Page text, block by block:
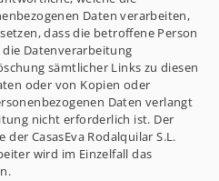
Daten verarbeiten,
dass die betroffene Person
Datenverarbeitung
sämtlicher Links zu diesen
oder von Kopien oder
Daten verlangt
nicht erforderlich ist. Der
CasasEva Rodalquilar S.L.
wird im Einzelfall das